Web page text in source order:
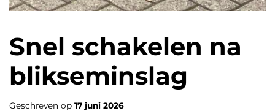
Snel schakelen na
blikseminslag
Geschreven op 17 juni 2026